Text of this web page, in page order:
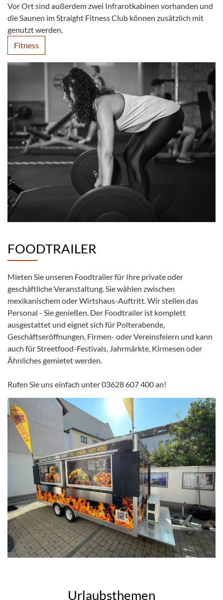
Vor Ort sind außerdem zwei Infrarotkabinen vorhanden und
die Saunen im Straight Fitness Club können zusätzlich mit
genutzt werden.
Fitness
FOODTRAILER
Mieten Sie unseren Foodtrailer für Ihre private oder
geschäftliche Veranstaltung. Sie wählen zwischen
mexikanischem oder Wirtshaus-Auftritt. Wir stellen das
Personal - Sie genießen. Der Foodtrailer ist komplett
ausgestattet und eignet sich für Polterabende,
Geschäftseröffnungen, Firmen- oder Vereinsfeiern und kann
auch für Streetfood-Festivals, Jahrmärkte, Kirmesen oder
Ähnliches gemietet werden.
Rufen Sie uns einfach unter 03628 607 400 an!
Urlaubsthemen